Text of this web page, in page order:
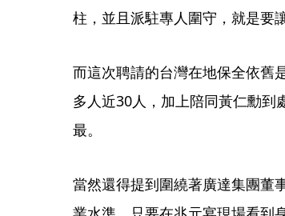
柱，並且派駐專人圍守，就是要
而這次聘請的台灣在地保全依舊
多人近30人，加上陪同黃仁勳到
最。
當然還得提到圍繞著廣達集團董